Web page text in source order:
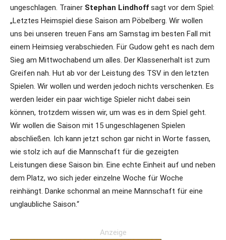
ungeschlagen. Trainer Stephan Lindhoff sagt vor dem Spiel:
„Letztes Heimspiel diese Saison am Pöbelberg. Wir wollen
uns bei unseren treuen Fans am Samstag im besten Fall mit
einem Heimsieg verabschieden. Für Gudow geht es nach dem
Sieg am Mittwochabend um alles. Der Klassenerhalt ist zum
Greifen nah. Hut ab vor der Leistung des TSV in den letzten
Spielen. Wir wollen und werden jedoch nichts verschenken. Es
werden leider ein paar wichtige Spieler nicht dabei sein
können, trotzdem wissen wir, um was es in dem Spiel geht.
Wir wollen die Saison mit 15 ungeschlagenen Spielen
abschließen. Ich kann jetzt schon gar nicht in Worte fassen,
wie stolz ich auf die Mannschaft für die gezeigten
Leistungen diese Saison bin. Eine echte Einheit auf und neben
dem Platz, wo sich jeder einzelne Woche für Woche
reinhängt. Danke schonmal an meine Mannschaft für eine
unglaubliche Saison.“
Anzeige